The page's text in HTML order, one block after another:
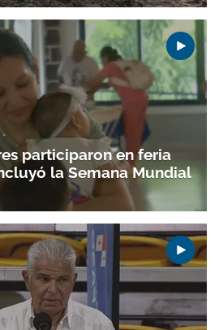
participaron en feria
la Semana Mundial